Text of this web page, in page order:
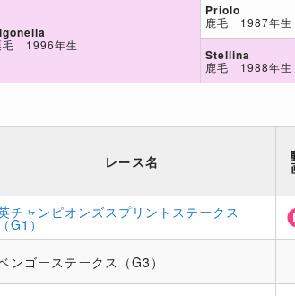
毛 1996年生
Priolo
鹿毛 1987年生
Stellina
鹿毛 1988年生
レース名
チャンピオンズスプリントステークス
G1）
ンゴーステークス（G3）